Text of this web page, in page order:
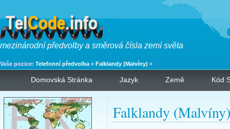
mezinárodní předvolby a směrová čísla zemí světa
Vaše pozice: Telefonní předvolba » Falklandy (Malvíny) »
Domovská Stránka Jazyk Země Kód
Falklandy